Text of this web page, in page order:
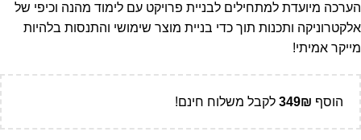
הערכה מיועדת למתחילים לבניית פרויקט עם לימוד מהנה וכיפי של
אלקטרוניקה ותכנות תוך כדי בניית מוצר שימושי והתנסות בלהיות
מייקר אמיתי!
הוסף 349₪ לקבל משלוח חינם!